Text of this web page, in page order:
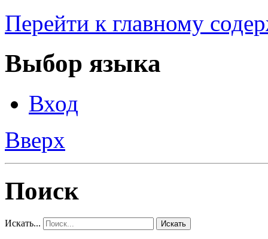
Перейти к главному
Выбор языка
Вход
Вверх
Поиск
Искать... Искать